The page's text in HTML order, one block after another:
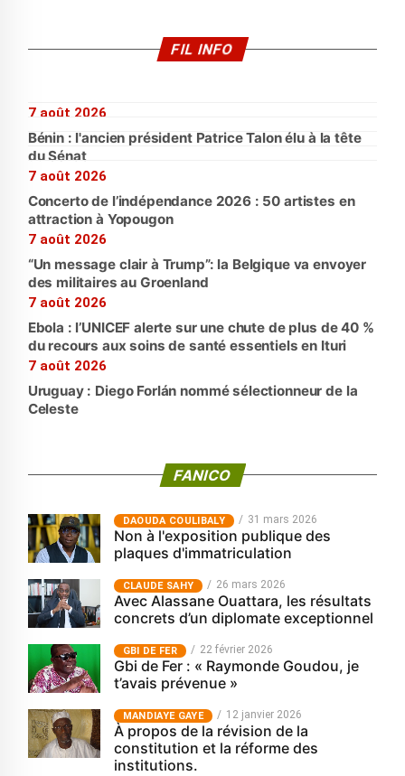
FIL INFO
7 août 2026
Bénin : l'ancien président Patrice Talon élu à la tête
du Sénat
7 août 2026
Concerto de l’indépendance 2026 : 50 artistes en
attraction à Yopougon
7 août 2026
“Un message clair à Trump”: la Belgique va envoyer
des militaires au Groenland
7 août 2026
Ebola : l’UNICEF alerte sur une chute de plus de 40 %
du recours aux soins de santé essentiels en Ituri
7 août 2026
Uruguay : Diego Forlán nommé sélectionneur de la
Celeste
FANICO
‎DAOUDA COULIBALY 31 mars 2026
Non à l'exposition publique des
plaques d'immatriculation
CLAUDE SAHY 26 mars 2026
Avec Alassane Ouattara, les résultats
concrets d’un diplomate exceptionnel
GBI DE FER 22 février 2026
Gbi de Fer : « Raymonde Goudou, je
t’avais prévenue »
MANDIAYE GAYE 12 janvier 2026
À propos de la révision de la
constitution et la réforme des
institutions.